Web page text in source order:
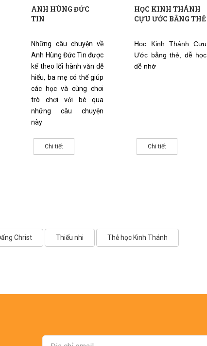
ANH HÙNG ĐỨC
TIN
Những câu chuyện về
Anh Hùng Đức Tin được
kể theo lối hành văn dễ
hiểu, ba mẹ có thể giúp
các học và cùng chơi
trò chơi với bé qua
những câu chuyện
này
Chi tiết
HỌC KINH THÁNH
CỰU ƯỚC BẰNG THẺ
Học Kinh Thánh Cựu
Ước bằng thẻ, dễ học
dễ nhớ
Chi tiết
Christ Thiếu nhi Thẻ học Kinh Thánh